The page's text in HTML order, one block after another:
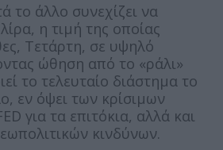
το άλλο συνεχίζει να
η τιμή της οποίας
Τετάρτη, σε υψηλό
ώθηση από το «ράλι»
το τελευταίο διάστημα το
εν όψει των κρίσιμων
για τα επιτόκια, αλλά και
κινδύνων.